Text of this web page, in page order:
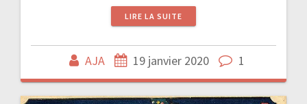
LIRE LA SUITE
AJA 19 janvier 2020 1